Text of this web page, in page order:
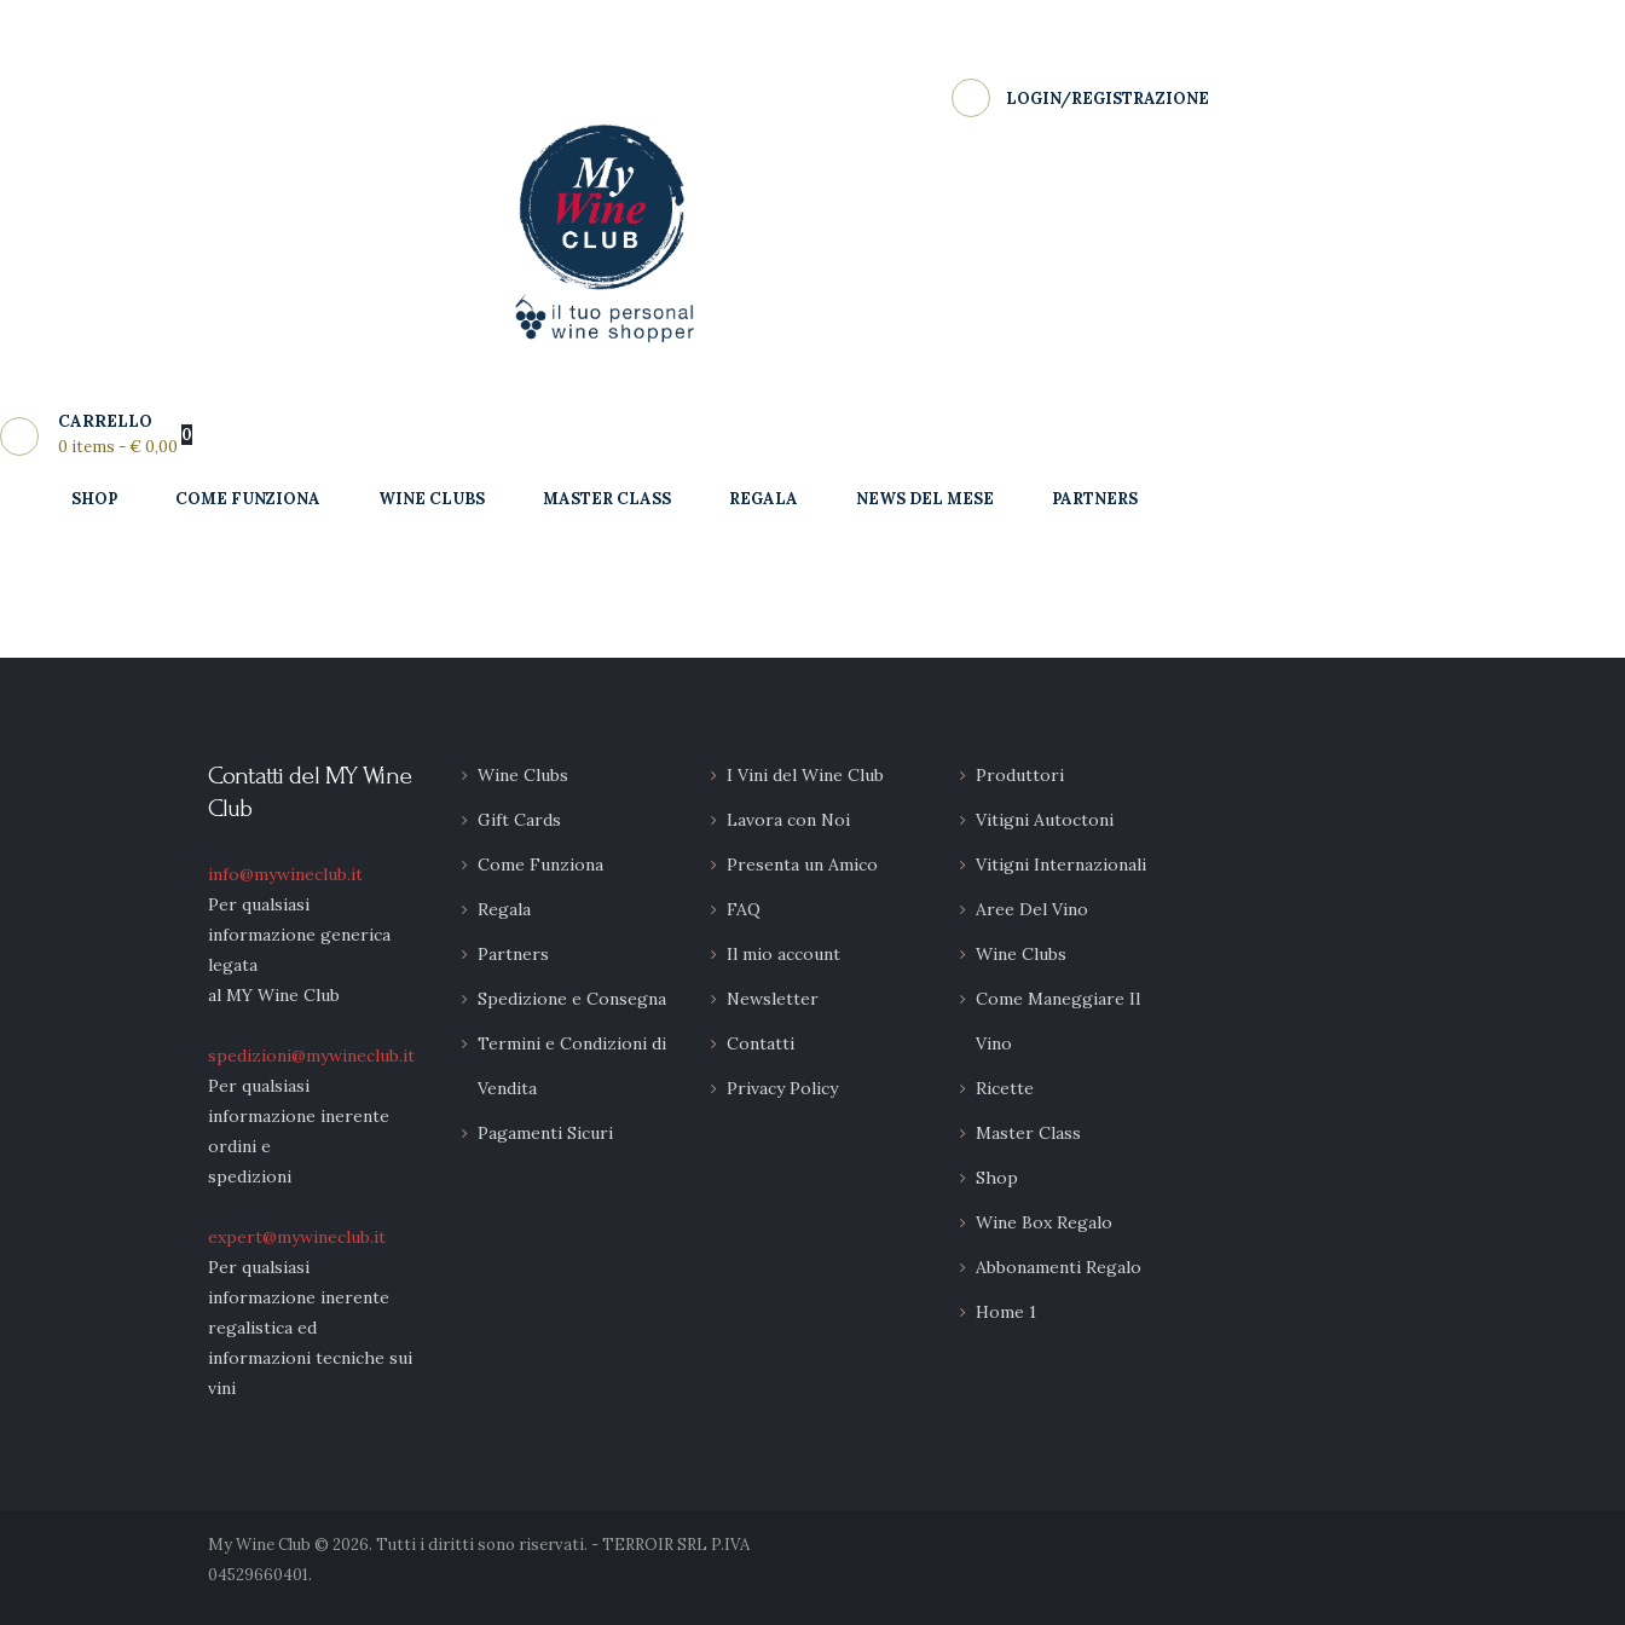
LOGIN/REGISTRAZIONE
CARRELLO
0 items -€ 0,00
0
SHOP COME FUNZIONA WINE CLUBS MASTER CLASS REGALA NEWS DEL MESE PARTNERS
Mese
Partners
Contatti del MY Wine
Club
info@mywineclub.it
Per qualsiasi
informazione generica
legata
al MY Wine Club
spedizioni@mywineclub.it
Per qualsiasi
informazione inerente
ordini e
spedizioni
expert@mywineclub.it
Per qualsiasi
informazione inerente
regalistica ed
informazioni tecniche sui
vini
Wine Clubs
Gift Cards
Come Funziona
Regala
Partners
Spedizione e Consegna
Termini e Condizioni di
Vendita
Pagamenti Sicuri
I Vini del Wine Club
Lavora con Noi
Presenta un Amico
FAQ
Il mio account
Newsletter
Contatti
Privacy Policy
Produttori
Vitigni Autoctoni
Vitigni Internazionali
Aree Del Vino
Wine Clubs
Come Maneggiare Il
Vino
Ricette
Master Class
Shop
Wine Box Regalo
Abbonamenti Regalo
Home 1
My Wine Club © 2026. Tutti i diritti sono riservati. - TERROIR SRL P.IVA
04529660401.